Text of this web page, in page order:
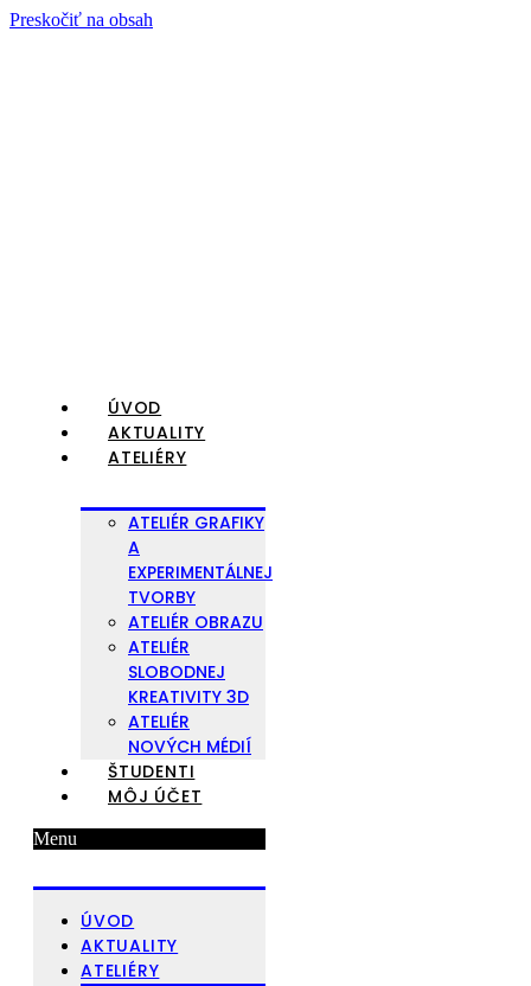
Preskočiť na obsah
ÚVOD
AKTUALITY
ATELIÉRY
ATELIÉR GRAFIKY
A
EXPERIMENTÁLNEJ
TVORBY
ATELIÉR OBRAZU
ATELIÉR
SLOBODNEJ
KREATIVITY 3D
ATELIÉR
NOVÝCH MÉDIÍ
ŠTUDENTI
MÔJ ÚČET
Menu
ÚVOD
AKTUALITY
ATELIÉRY